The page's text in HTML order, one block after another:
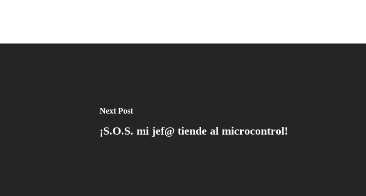
Next Post
¡S.O.S. mi jef@ tiende al microcontrol!